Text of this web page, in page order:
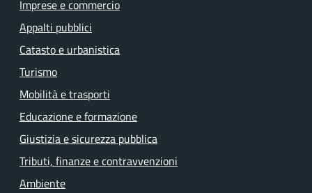
Imprese e commercio
Appalti pubblici
Catasto e urbanistica
Turismo
Mobilità e trasporti
Educazione e formazione
Giustizia e sicurezza pubblica
Tributi, finanze e contravvenzioni
Ambiente